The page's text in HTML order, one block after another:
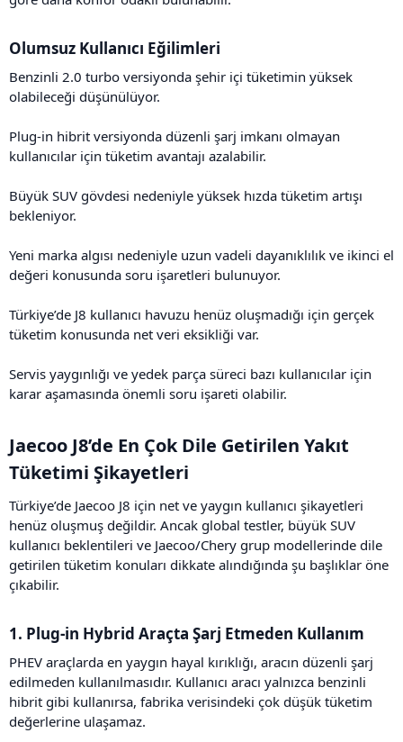
Olumsuz Kullanıcı Eğilimleri​
Benzinli 2.0 turbo versiyonda şehir içi tüketimin yüksek
olabileceği düşünülüyor.
Plug-in hibrit versiyonda düzenli şarj imkanı olmayan
kullanıcılar için tüketim avantajı azalabilir.
Büyük SUV gövdesi nedeniyle yüksek hızda tüketim artışı
bekleniyor.
Yeni marka algısı nedeniyle uzun vadeli dayanıklılık ve ikinci el
değeri konusunda soru işaretleri bulunuyor.
Türkiye’de J8 kullanıcı havuzu henüz oluşmadığı için gerçek
tüketim konusunda net veri eksikliği var.
Servis yaygınlığı ve yedek parça süreci bazı kullanıcılar için
karar aşamasında önemli soru işareti olabilir.
Jaecoo J8’de En Çok Dile Getirilen Yakıt
Tüketimi Şikayetleri​
Türkiye’de Jaecoo J8 için net ve yaygın kullanıcı şikayetleri
henüz oluşmuş değildir. Ancak global testler, büyük SUV
kullanıcı beklentileri ve Jaecoo/Chery grup modellerinde dile
getirilen tüketim konuları dikkate alındığında şu başlıklar öne
çıkabilir.
1. Plug-in Hybrid Araçta Şarj Etmeden Kullanım​
PHEV araçlarda en yaygın hayal kırıklığı, aracın düzenli şarj
edilmeden kullanılmasıdır. Kullanıcı aracı yalnızca benzinli
hibrit gibi kullanırsa, fabrika verisindeki çok düşük tüketim
değerlerine ulaşamaz.